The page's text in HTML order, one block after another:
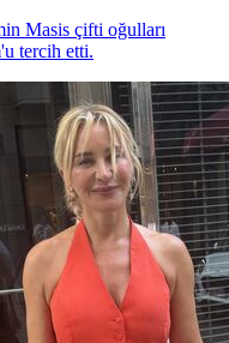
Masis çifti oğulları
tercih etti.